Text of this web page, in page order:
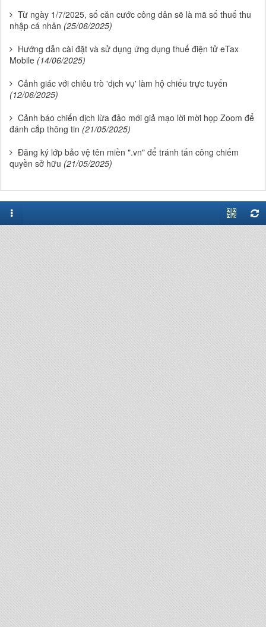
Từ ngày 1/7/2025, số căn cước công dân sẽ là mã số thuế thu
nhập cá nhân (25/06/2025)
Hướng dẫn cài đặt và sử dụng ứng dụng thuế điện tử eTax
Mobile (14/06/2025)
Cảnh giác với chiêu trò 'dịch vụ' làm hộ chiếu trực tuyến
(12/06/2025)
Cảnh báo chiến dịch lừa đảo mới giả mạo lời mời họp Zoom để
đánh cắp thông tin (21/05/2025)
Đăng ký lớp bảo vệ tên miền ".vn" để tránh tấn công chiếm
quyền sở hữu (21/05/2025)